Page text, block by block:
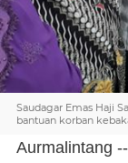
Saudagar Emas Haji
bantuan korban
Aurmalintang